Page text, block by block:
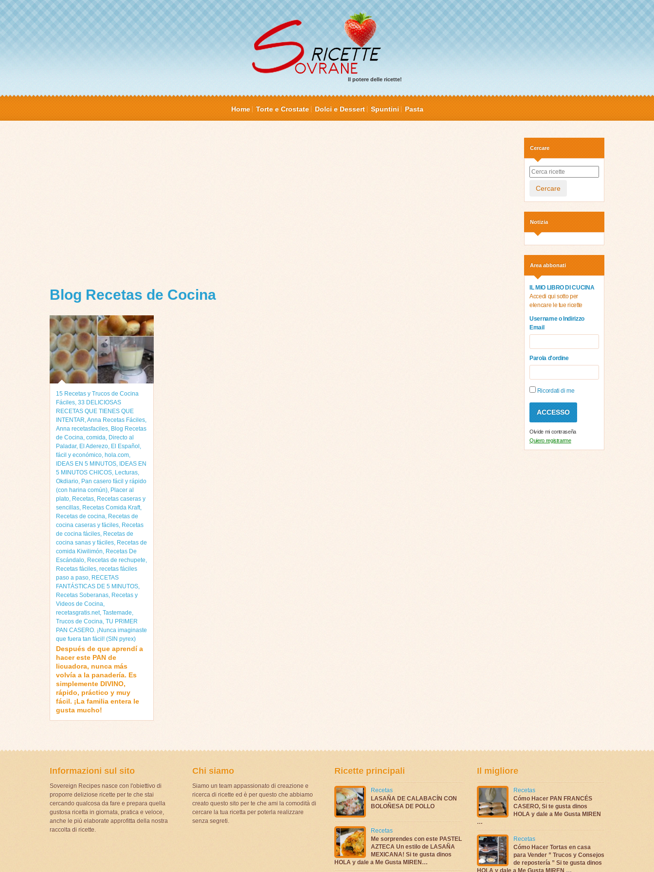
Il potere delle ricette!
Home Torte e Crostate Dolci e Dessert Spuntini Pasta
Blog Recetas de Cocina
15 Recetas y Trucos de Cocina
Fáciles 33 DELICIOSAS
RECETAS QUE TIENES QUE
INTENTAR Anna Recetas Fáciles
Anna recetasfaciles Blog Recetas
de Cocina comida Directo al
Paladar, El Aderezo El Español
fácil y económico hola.com
IDEAS EN 5 MINUTOS IDEAS EN
5 MINUTOS CHICOS Lecturas
Okdiario Pan casero fácil y rápido
(con harina común) Placer al
plato Recetas Recetas caseras y
sencillas Recetas Comida Kraft
Recetas de cocina Recetas de
cocina caseras y fáciles Recetas
de cocina fáciles Recetas de
cocina sanas y fáciles Recetas de
comida Kiwilimón Recetas De
Escándalo Recetas de rechupete
Recetas fáciles recetas fáciles
paso a paso RECETAS
FANTÁSTICAS DE 5 MINUTOS
Recetas Soberanas Recetas y
Videos de Cocina
recetasgratis.net Tastemade
Trucos de Cocina TU PRIMER
PAN CASERO. ¡Nunca imaginaste
que fuera tan fácil! (SIN pyrex)
Después de que aprendí a
hacer este PAN de
licuadora, nunca más
volvía a la panadería. Es
simplemente DIVINO,
rápido, práctico y muy
fácil. ¡La familia entera le
gusta mucho!
Cercare
Cercare
Notizia
Area abbonati
IL MIO LIBRO DI CUCINA
Accedi qui sotto per
elencare le tue ricette
Username o Indirizzo
Email
Parola d'ordine
Ricordati di me
Olvide mi contraseña
Quiero registrarme
Informazioni sul sito
Sovereign Recipes nasce con l'obiettivo di
proporre deliziose ricette per te che stai
cercando qualcosa da fare e prepara quella
gustosa ricetta in giornata, pratica e veloce,
anche le più elaborate approfitta della nostra
raccolta di ricette.
Chi siamo
Siamo un team appassionato di creazione e
ricerca di ricette ed è per questo che abbiamo
creato questo sito per te che ami la comodità di
cercare la tua ricetta per poterla realizzare
senza segreti.
Ricette principali
Recetas
LASAÑA DE CALABACÍN CON
BOLOÑESA DE POLLO
Recetas
Me sorprendes con este PASTEL
AZTECA Un estilo de LASAÑA
MEXICANA! Si te gusta dinos
HOLA y dale a Me Gusta MIREN…
Il migliore
Recetas
Cómo Hacer PAN FRANCÉS
CASERO, Si te gusta dinos
HOLA y dale a Me Gusta MIREN
…
Recetas
Cómo Hacer Tortas en casa
para Vender ” Trucos y Consejos
de repostería ” Si te gusta dinos
HOLA y dale a Me Gusta MIREN …